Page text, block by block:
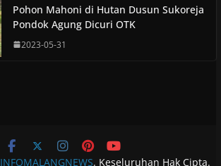
Pohon Mahoni di Hutan Dusun Sukoreja
Pondok Agung Dicuri OTK
2023-05-31
INFOMALANGNEWS. Keseluruhan Hak Cipta.